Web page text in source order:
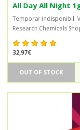
All Day All Night
Temporar indisponibil.
Research Chemicals
32,97€
OUT OF STOCK